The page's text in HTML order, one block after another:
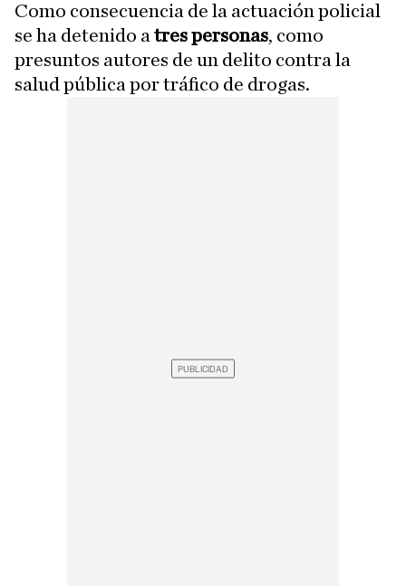
Como consecuencia de la actuación policial
se ha detenido a tres personas, como
presuntos autores de un delito contra la
salud pública por tráfico de drogas.